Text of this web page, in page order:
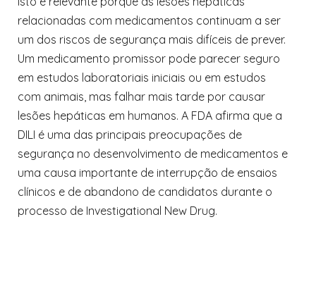
relacionadas com medicamentos continuam a ser
um dos riscos de segurança mais difíceis de prever.
Um medicamento promissor pode parecer seguro
em estudos laboratoriais iniciais ou em estudos
com animais, mas falhar mais tarde por causar
lesões hepáticas em humanos. A FDA afirma que a
DILI é uma das principais preocupações de
segurança no desenvolvimento de medicamentos e
uma causa importante de interrupção de ensaios
clínicos e de abandono de candidatos durante o
processo de Investigational New Drug.